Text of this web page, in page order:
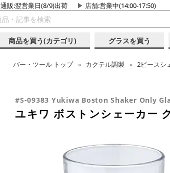
通販:翌営業日(8/9)出荷 店舗:営業中(14:00-17:50)
商品を買う(カテゴリ) グラスを買う
バー・ツール トップ カクテル調製 2ピースシ
#S-09383 Yukiwa Boston Shaker Only
ユキワ ボストンシェーカー